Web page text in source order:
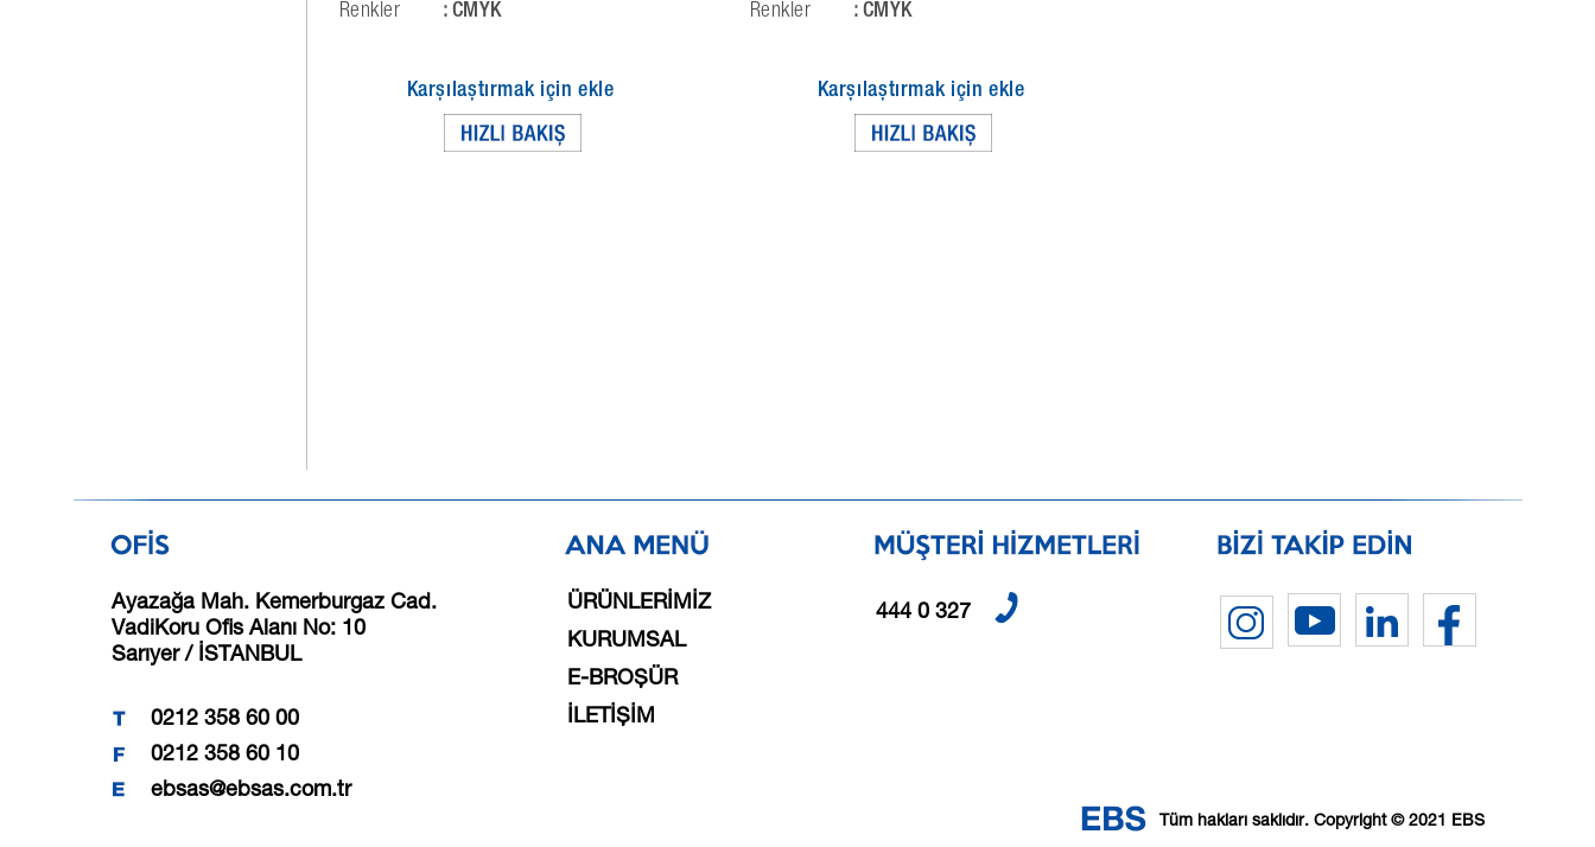
Renkler
: CMYK
Karşılaştırmak için ekle
Renkler
: CMYK
Karşılaştırmak için ekle
Ayazağa Mah. Kemerburgaz Cad.
VadiKoru Ofis Alanı No: 10
Sarıyer / İSTANBUL
0212 358 60 00
0212 358 60 10
ebsas@ebsas.com.tr
ÜRÜNLERİMİZ
KURUMSAL
E-BROŞÜR
İLETİŞİM
444 0 327
Tüm hakları saklıdır. Copyright © 2021 EBS